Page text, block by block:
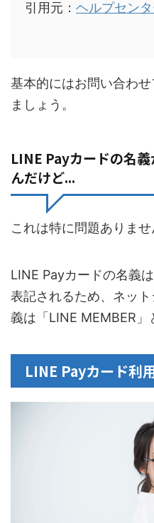
引用元： ヘルプセン
基本的にはお問い合わ
ましょう。
LINE Payカードの名
んだけど...
これは特に問題ありませ
LINE Payカードの名義
表記されるため、ネッ
義は「LINE MEMBER」
LINE Payカード利